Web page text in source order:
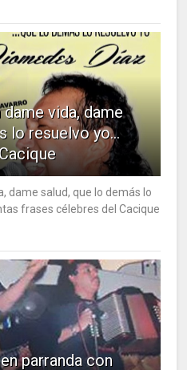
vida, dame
lo resuelvo yo…
dame salud, que lo demás lo
frases célebres del Cacique
parranda con